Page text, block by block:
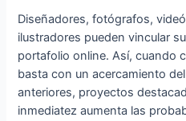
Diseñadores, fotógrafos,
ilustradores pueden vincular
portafolio online. Así, cuando
basta con un acercamiento
anteriores, proyectos
inmediatez aumenta las